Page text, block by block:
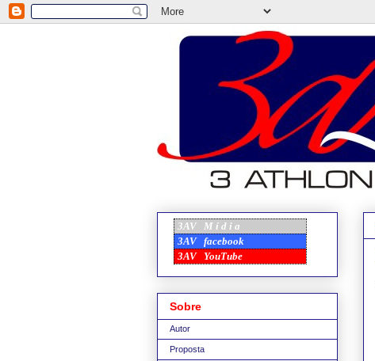
3AV
M í d i a
3AV facebook
3AV YouTube
Sobre
Autor
Proposta